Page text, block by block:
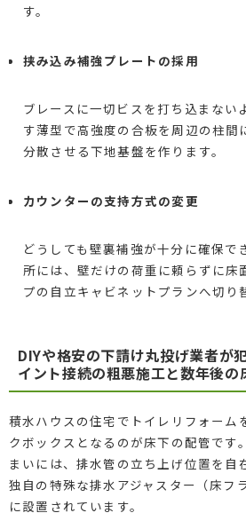
す。
挟み込み補強プレートの採用
ブレースに一切ビスを打ち込まない
す薄型で高強度の合板を周辺の柱間
分散させる下地基盤を作ります。
カウンターの支持方式の変更
どうしても壁裏補強が十分に確保で
所には、壁だけの荷重に頼らずに床
プの自立キャビネットプランへ切り
DIYや格安の下請け丸投げ業者が
イント接続の粗悪施工と数年後の
積水ハウスの住宅でトイレリフォーム
クボックスとなるのが床下の配管です
まいには、排水管の立ち上げ位置を自
独自の特殊な排水アジャスター（床フ
に設置されています。